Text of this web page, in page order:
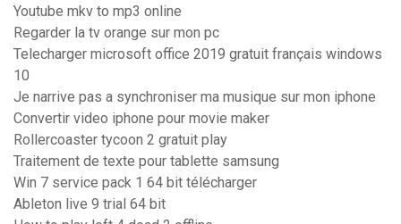
Youtube mkv to mp3 online
Regarder la tv orange sur mon pc
Telecharger microsoft office 2019 gratuit français windows
10
Je narrive pas a synchroniser ma musique sur mon iphone
Convertir video iphone pour movie maker
Rollercoaster tycoon 2 gratuit play
Traitement de texte pour tablette samsung
Win 7 service pack 1 64 bit télécharger
Ableton live 9 trial 64 bit